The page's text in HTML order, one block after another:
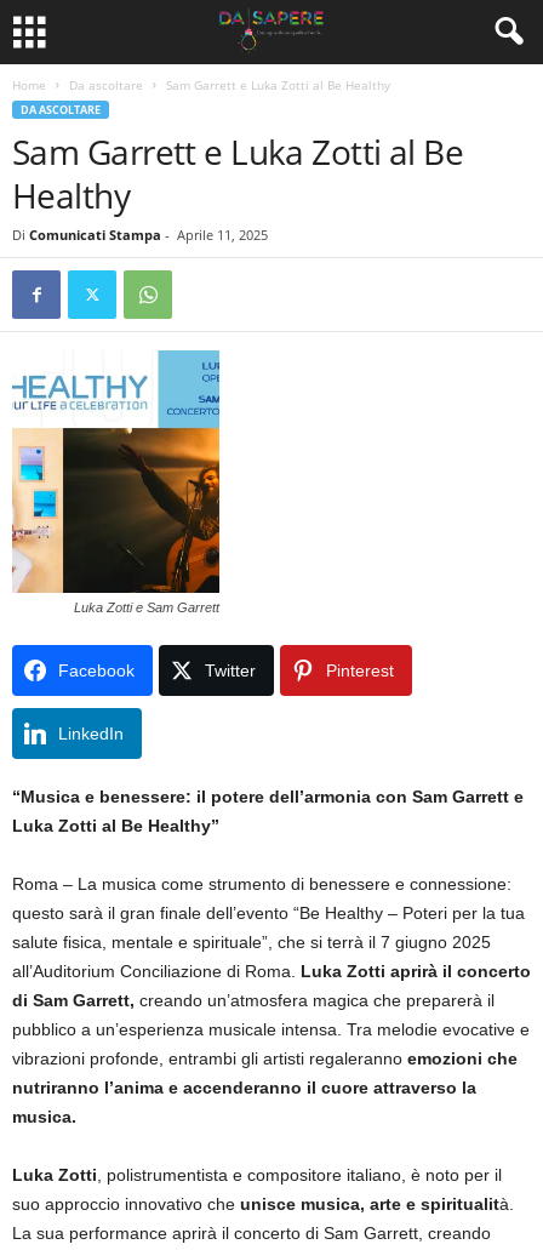
Home Da ascoltare Sam Garrett e Luka Zotti al Be Healthy
DA ASCOLTARE
Sam Garrett e Luka Zotti al Be
Healthy
Di Comunicati Stampa - Aprile 11, 2025
Luka Zotti e Sam Garrett
Facebook Twitter Pinterest
LinkedIn
“Musica e benessere: il potere dell’armonia con Sam Garrett e
Luka Zotti al Be Healthy”
Roma – La musica come strumento di benessere e connessione:
questo sarà il gran finale dell’evento “Be Healthy – Poteri per la tua
salute fisica, mentale e spirituale”, che si terrà il 7 giugno 2025
all’Auditorium Conciliazione di Roma. Luka Zotti aprirà il concerto
di Sam Garrett, creando un’atmosfera magica che preparerà il
pubblico a un’esperienza musicale intensa. Tra melodie evocative e
vibrazioni profonde, entrambi gli artisti regaleranno emozioni che
nutriranno l’anima e accenderanno il cuore attraverso la
musica.
Luka Zotti , polistrumentista e compositore italiano, è noto per il
suo approccio innovativo che unisce musica, arte e spiritualità.
La sua performance aprirà il concerto di Sam Garrett, creando